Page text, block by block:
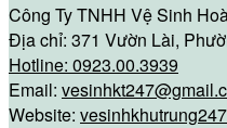
Công Ty TNHH Vệ Sinh
Địa chỉ: 371 Vườn Lài,
Hotline: 0923.00.3939
Email:
Website: